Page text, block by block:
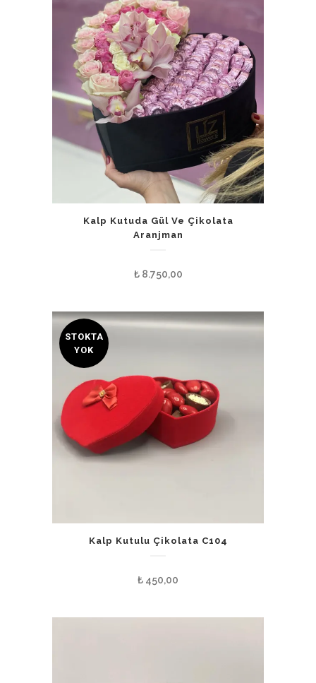
Kalp Kutuda Gül Ve Çikolata
Aranjman
₺8.750,00
STOKTA
YOK
Kalp Kutulu Çikolata C104
₺ 450,00